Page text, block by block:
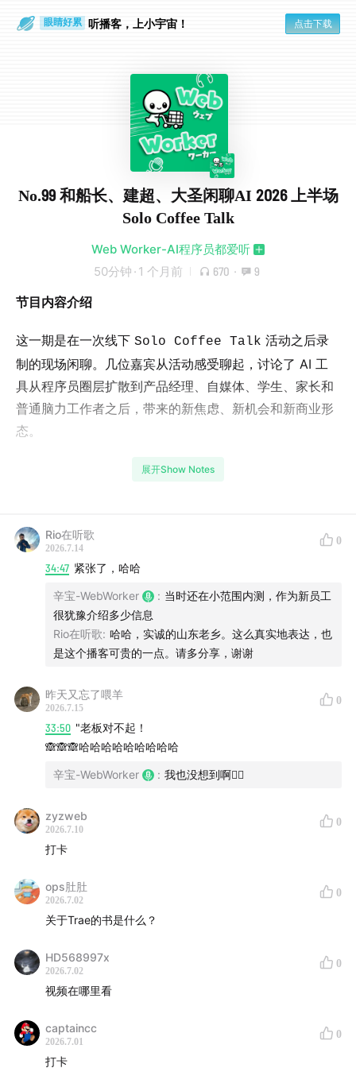
眼睛好累 听播客，上小宇宙！ 点击下载
No.99 和船长、建超、大圣闲聊AI 2026 上半场
Solo Coffee Talk
Web Worker-AI程序员都爱听
50分钟 · 1 个月前 670 · 9
节目内容介绍
这一期是在一次线下 Solo Coffee Talk 活动之后录
制的现场闲聊。几位嘉宾从活动感受聊起，讨论了 AI 工
具从程序员圈层扩散到产品经理、自媒体、学生、家长和
普通脑力工作者之后，带来的新焦虑、新机会和新商业形
态。
节目里重点聊到了几个话题：
不能真实解决问题
国内外 AI 产品付费习惯和商业化环境的差异
独立开发者、OPC、自媒体、知识付费、AI 视频创作等
路径是否还能赚钱
Agent。
后半段也聊到辛宝参与写 AI 工具相关书籍的经历，包括
写书过程中的时间压力、工具迭代太快带来的内容滞后，
以及 MCP、Skill、Coding Agent 这些概念为什么仍然值
嘉宾介绍
本期主持人，程序员与 AI Agent 实践者，长期关注
Coding Agent、Skill、MCP、AI 工具工作流等方向。近
向普通用户的 Agent 产品形态。
Solo Coffee Talk
内容创作。关注 AI 工具如何真正进入工作流，尤其是自
媒体、运营、知识付费、商业化和 AI 工具普及方向。本
展开Show Notes
Rio在听歌
2026.7.14
0
34:47 紧张了，哈哈
辛宝-WebWorker : 当时还在小范围内测，作为新员工
很犹豫介绍多少信息
Rio在听歌: 哈哈，实诚的山东老乡。这么真实地表达，也
是这个播客可贵的一点。请多分享，谢谢
昨天又忘了喂羊
2026.7.15
0
33:50 "老板对不起！
🙈🙈🙈哈哈哈哈哈哈哈哈哈
辛宝-WebWorker : 我也没想到啊🤦‍♂️
zyzweb
2026.7.10
0
打卡
ops肚肚
2026.7.02
0
关于Trae的书是什么？
HD568997x
2026.7.02
0
视频在哪里看
captaincc
2026.7.01
0
打卡